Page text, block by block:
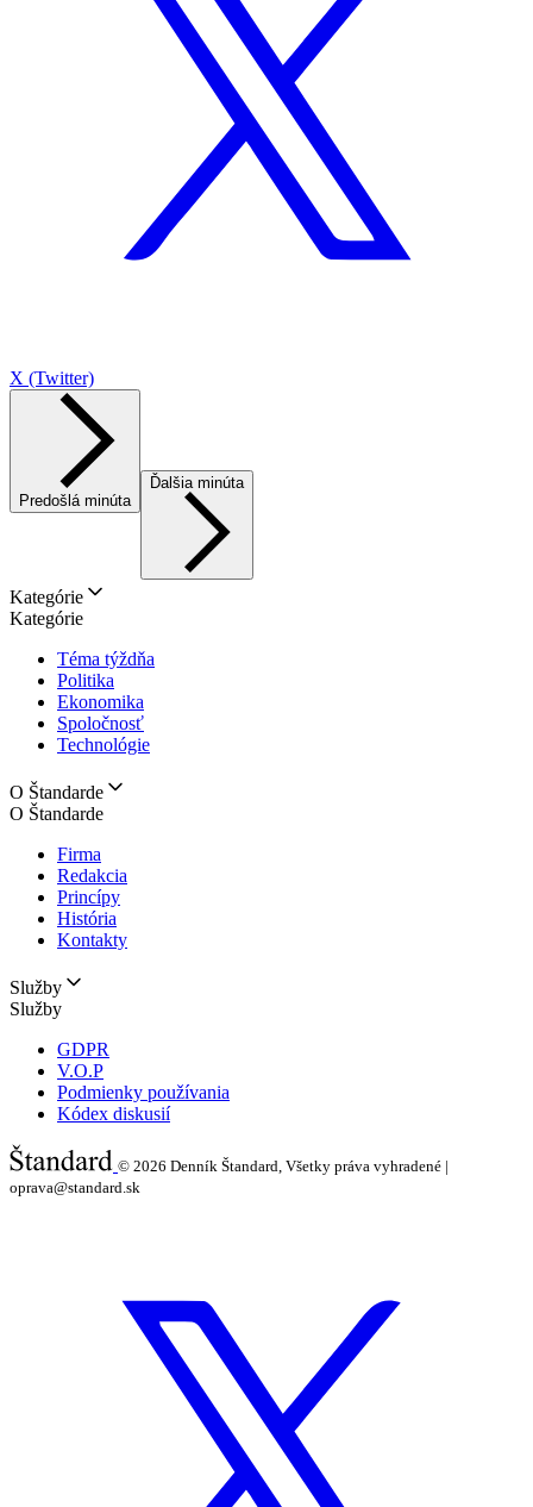
X (Twitter)
Predošlá minúta
Ďalšia minúta
Kategórie
Kategórie
Téma týždňa
Politika
Ekonomika
Spoločnosť
Technológie
O Štandarde
O Štandarde
Firma
Redakcia
Princípy
História
Kontakty
Služby
Služby
GDPR
V.O.P
Podmienky používania
Kódex diskusií
© 2026 Denník Štandard, Všetky práva vyhradené |
oprava@standard.sk